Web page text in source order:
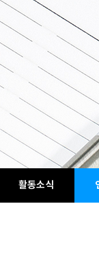
교육 · 연구
반헌법행위자열전편찬
캠페인
활동소식